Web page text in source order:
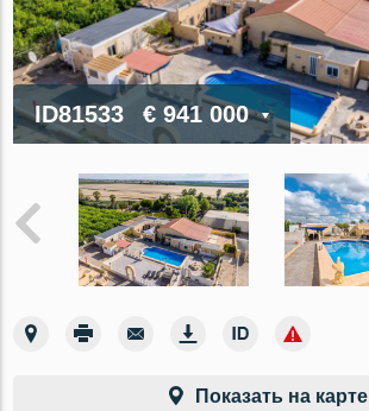
ID81533 € 941 000
Показать на карте